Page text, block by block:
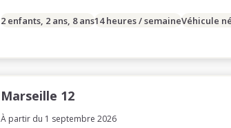
2 enfants, 2 ans, 8 ans14 heures / semaineVéhicule
Marseille 12
À partir du 1 septembre 2026